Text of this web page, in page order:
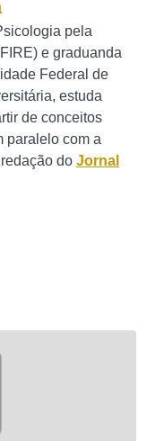
pela
e graduanda
Federal de
estuda
de conceitos
paralelo com a
do Jornal